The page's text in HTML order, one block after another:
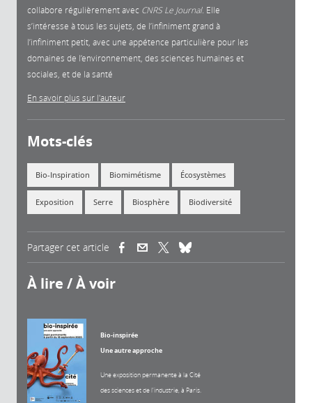
collabore régulièrement avec CNRS Le Journal. Elle
s’intéresse à tous les sujets, de l’infiniment grand à
l’infiniment petit, avec une appétence particulière pour les
domaines de l’environnement, des sciences humaines et
sociales, et de la santé
En savoir plus sur l'auteur
Mots-clés
Bio-Inspiration Biomimétisme Écosystèmes
Exposition Serre Biosphère Biodiversité
Partager cet article (link is external)(link is external)
À lire / À voir
Bio-inspirée
Une autre approche
Une exposition permanente à la Cité
des sciences et de l'industrie, à Paris.